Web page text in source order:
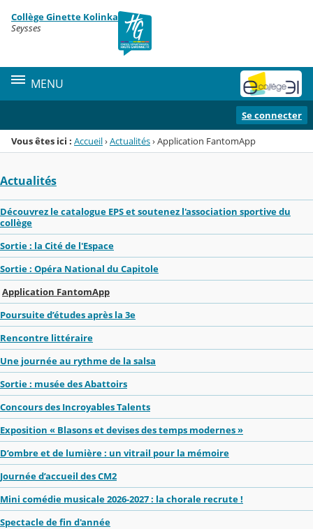
Menu de la rubrique
Contenu
Collège Ginette Kolinka
Seysses
MENU
Se connecter
Vous êtes ici : Accueil›Actualités›Application FantomApp
Actualités
Découvrez le catalogue EPS et soutenez l'association sportive du
collège
Sortie : la Cité de l'Espace
Sortie : Opéra National du Capitole
Application FantomApp
Poursuite d’études après la 3e
Rencontre littéraire
Une journée au rythme de la salsa
Sortie : musée des Abattoirs
Concours des Incroyables Talents
Exposition « Blasons et devises des temps modernes »
D’ombre et de lumière : un vitrail pour la mémoire
Journée d’accueil des CM2
Mini comédie musicale 2026-2027 : la chorale recrute !
Spectacle de fin d'année